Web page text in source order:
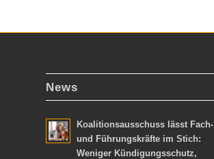
News
Koalitionsausschuss lässt Fach-
und Führungskräfte im Stich:
Weniger Kündigungsschutz,